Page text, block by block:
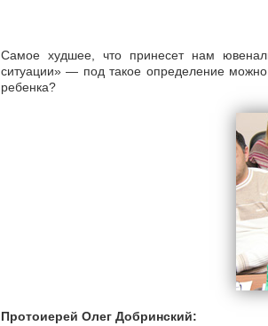
Самое худшее, что принесет нам
ситуации» — под такое определение можно
ребенка?
Протоиерей Олег Добринский: